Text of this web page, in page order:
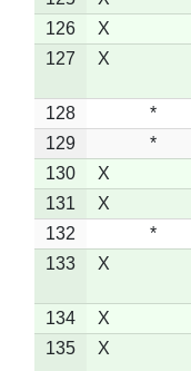
126
X
127
X
128 *
129
*
130
X
131
X
132
*
133
X
134 X
135
X